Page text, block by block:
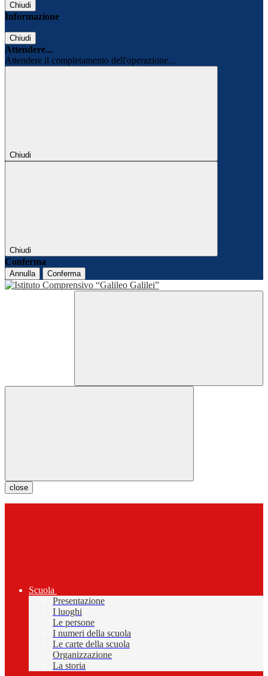
Chiudi
Informazione
Chiudi
Attendere...
Attendere il completamento dell'operazione...
Chiudi
Chiudi
Conferma
Annulla Conferma
close
Scuola
Presentazione
I luoghi
Le persone
I numeri della scuola
Le carte della scuola
Organizzazione
La storia